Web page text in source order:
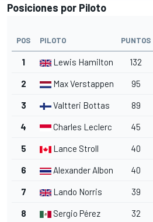
Posiciones por Piloto
POS PILOTO PUNTOS
1 Lewis Hamilton 132
2 Max Verstappen 95
3 Valtteri Bottas 89
4 Charles Leclerc 45
5 Lance Stroll 40
6 Alexander Albon 40
7 Lando Norris 39
8 Sergio Pérez 32